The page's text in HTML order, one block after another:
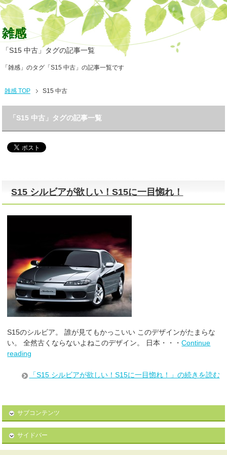
雑感
「S15 中古」タグの記事一覧
「雑感」のタグ「S15 中古」の記事一覧です
雑感 TOP S15 中古
「S15 中古」タグの記事一覧
S15 シルビアが欲しい！S15に一目惚れ！
S15のシルビア。 誰が見てもかっこいい このデザインがたまらな
い。 全然古くならないよねこのデザイン。 日本・・・Continue
reading
「S15 シルビアが欲しい！S15に一目惚れ！」の続きを読む
サブコンテンツ
サイドバー